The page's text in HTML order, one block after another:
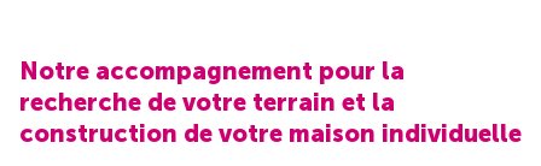
Notre accompagnement pour la
recherche de votre terrain et la
construction de votre maison individuelle